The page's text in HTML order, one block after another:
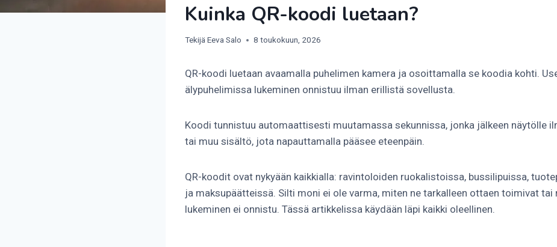
Kuinka QR-koodi luetaan?
Tekijä Eeva Salo 8 toukokuun, 2026
QR-koodi luetaan avaamalla puhelimen kamera ja osoittamalla se koodia kohti.
älypuhelimissa lukeminen onnistuu ilman erillistä sovellusta.
Koodi tunnistuu automaattisesti muutamassa sekunnissa, jonka jälkeen näytölle
tai muu sisältö, jota napauttamalla pääsee eteenpäin.
QR-koodit ovat nykyään kaikkialla: ravintoloiden ruokalistoissa, bussilipuissa,
ja maksupäätteissä. Silti moni ei ole varma, miten ne tarkalleen ottaen toimivat tai
lukeminen ei onnistu. Tässä artikkelissa käydään läpi kaikki oleellinen.